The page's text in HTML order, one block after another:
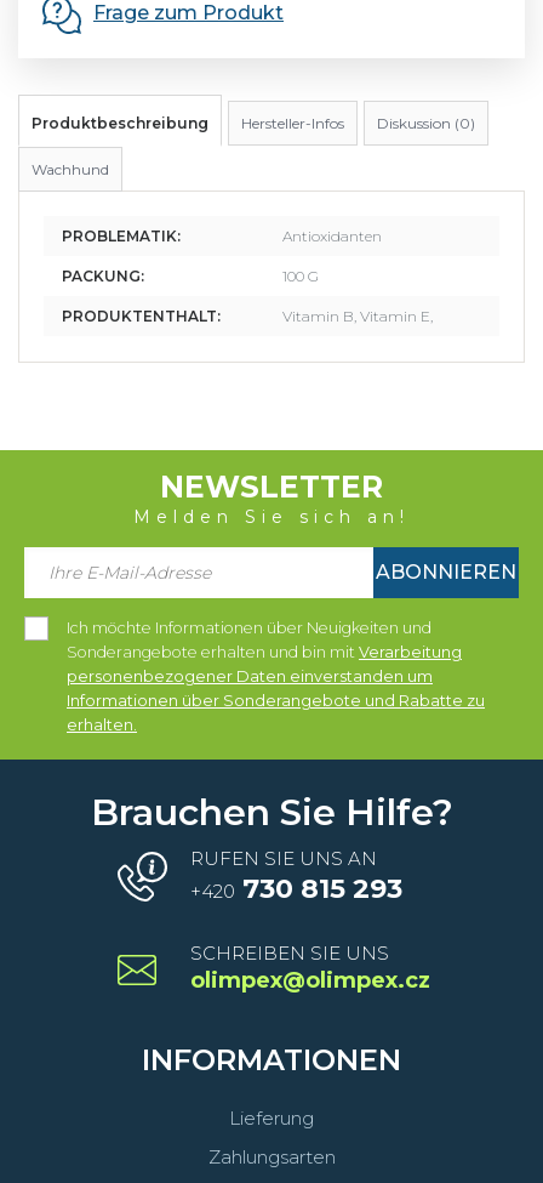
Frage zum Produkt
Produktbeschreibung Hersteller-Infos Diskussion (0)
Wachhund
PROBLEMATIK: Antioxidanten
PACKUNG: 100 G
PRODUKTENTHALT: Vitamin B, Vitamin E,
NEWSLETTER
Melden Sie sich an!
ABONNIEREN
Ich möchte Informationen über Neuigkeiten und
Sonderangebote erhalten und bin mit Verarbeitung
personenbezogener Daten einverstanden um
Informationen über Sonderangebote und Rabatte zu
erhalten.
Brauchen Sie Hilfe?
RUFEN SIE UNS AN
+420 730 815 293
SCHREIBEN SIE UNS
olimpex@olimpex.cz
INFORMATIONEN
Lieferung
Zahlungsarten